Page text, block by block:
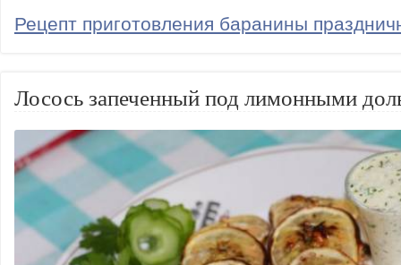
Рецепт приготовления баранины
Лосось запеченный под лимонными